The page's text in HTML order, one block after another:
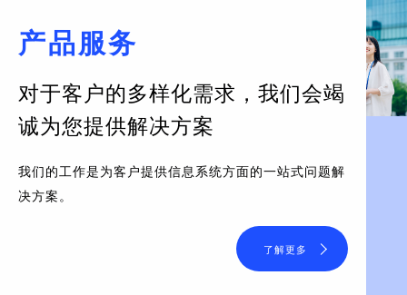
产品服务
对于客户的多样化需求， 我们会竭
诚为您提供解决方案
我们的工作是为客户提供信息系统方面的一站式问题解
决方案。
了解更多